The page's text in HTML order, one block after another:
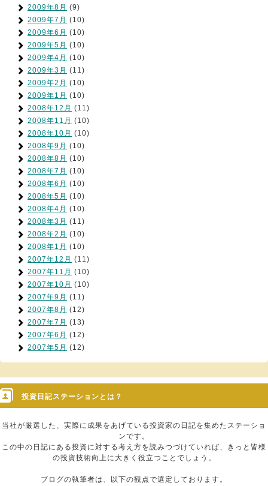
2009年8月 (9)
2009年7月 (10)
2009年6月 (10)
2009年5月 (10)
2009年4月 (10)
2009年3月 (11)
2009年2月 (10)
2009年1月 (10)
2008年12月 (11)
2008年11月 (10)
2008年10月 (10)
2008年9月 (10)
2008年8月 (10)
2008年7月 (10)
2008年6月 (10)
2008年5月 (10)
2008年4月 (10)
2008年3月 (11)
2008年2月 (10)
2008年1月 (10)
2007年12月 (11)
2007年11月 (10)
2007年10月 (10)
2007年9月 (11)
2007年8月 (12)
2007年7月 (13)
2007年6月 (12)
2007年5月 (12)
投資日記ステーションとは？
当社が厳選した、実際に成果をあげている投資家の日記を集めたステーショ
ンです。
この中の日記にある投資に対する考え方を読みつづけていれば、きっと皆様
の投資技術向上に大きく役立つことでしょう。
ブログの執筆者は、以下の観点で選定しております。